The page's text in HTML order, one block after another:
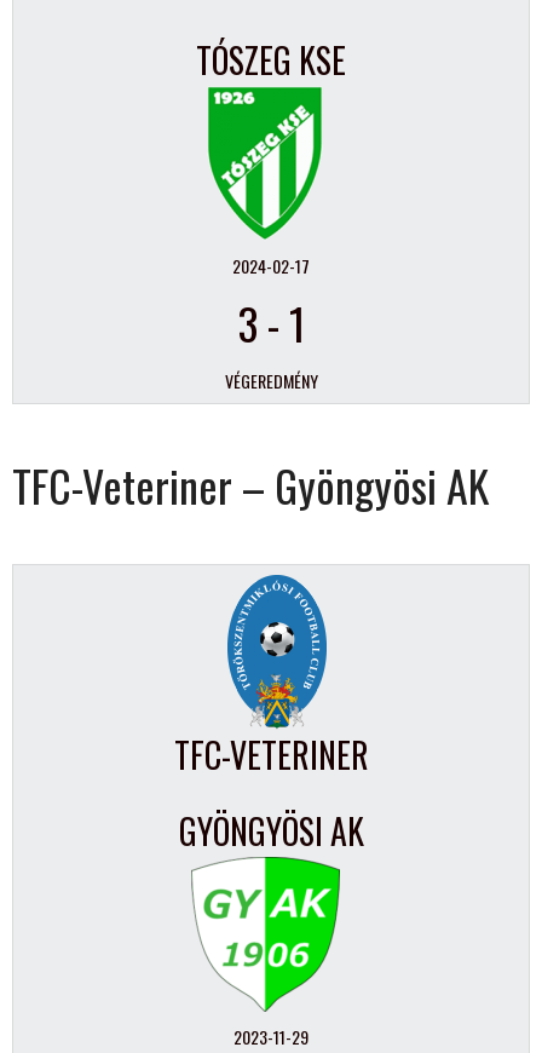
TÓSZEG KSE
2024-02-17
3-1
VÉGEREDMÉNY
TFC-Veteriner – Gyöngyösi AK
TFC-VETERINER
GYÖNGYÖSI AK
2023-11-29